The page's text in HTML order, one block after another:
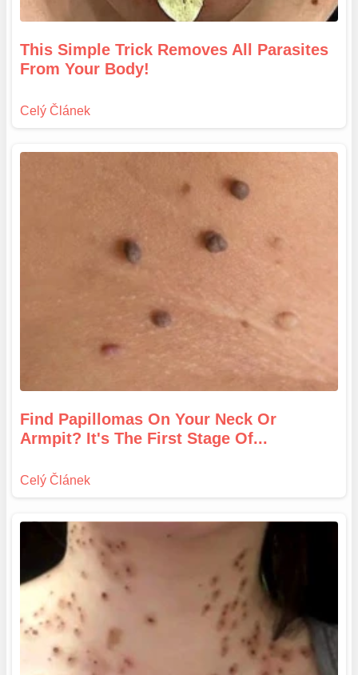
This Simple Trick Removes All Parasites
From Your Body!
Find Papillomas On Your Neck Or
Armpit? It's The First Stage Of...